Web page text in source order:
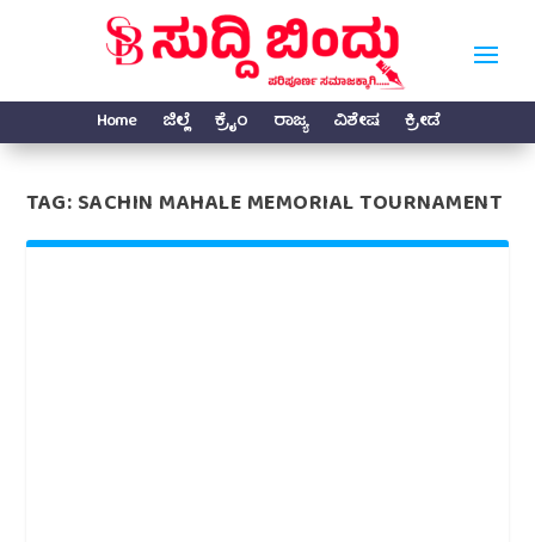
Home ಜಿಲ್ಲೆ ಕ್ರೈಂ ರಾಜ್ಯ ವಿಶೇಷ ಕ್ರೀಡೆ
TAG:SACHIN MAHALE MEMORIAL TOURNAMENT